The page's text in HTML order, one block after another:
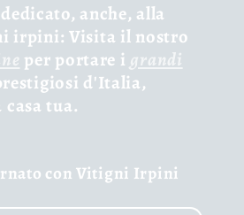
anche, alla
irpini: Visita il nostro
per portare i grandi
d'Italia,
tua.
con Vitigni Irpini